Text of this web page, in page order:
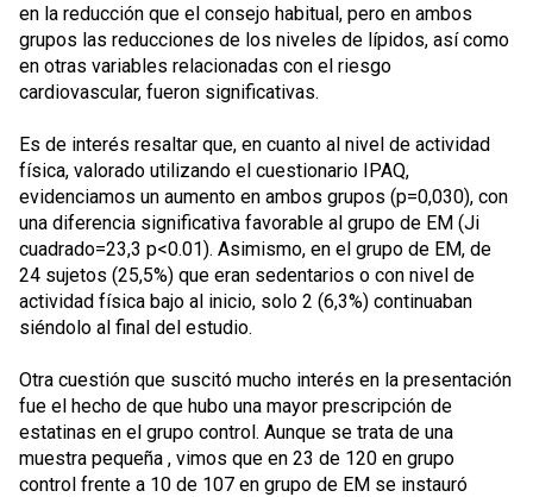
en la reducción que el consejo habitual, pero en ambos
grupos las reducciones de los niveles de lípidos, así como
en otras variables relacionadas con el riesgo
cardiovascular, fueron significativas.
Es de interés resaltar que, en cuanto al nivel de actividad
física, valorado utilizando el cuestionario IPAQ,
evidenciamos un aumento en ambos grupos (p=0,030), con
una diferencia significativa favorable al grupo de EM (Ji
cuadrado=23,3 p<0.01). Asimismo, en el grupo de EM, de
24 sujetos (25,5%) que eran sedentarios o con nivel de
actividad física bajo al inicio, solo 2 (6,3%) continuaban
siéndolo al final del estudio.
Otra cuestión que suscitó mucho interés en la presentación
fue el hecho de que hubo una mayor prescripción de
estatinas en el grupo control. Aunque se trata de una
muestra pequeña , vimos que en 23 de 120 en grupo
control frente a 10 de 107 en grupo de EM se instauró